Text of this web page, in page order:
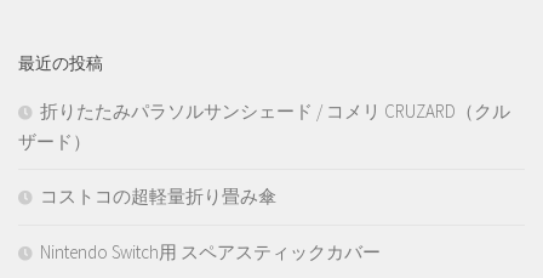
最近の投稿
折りたたみパラソルサンシェード / コメリ CRUZARD（クル
ザード）
コストコの超軽量折り畳み傘
Nintendo Switch用 スペアスティックカバー